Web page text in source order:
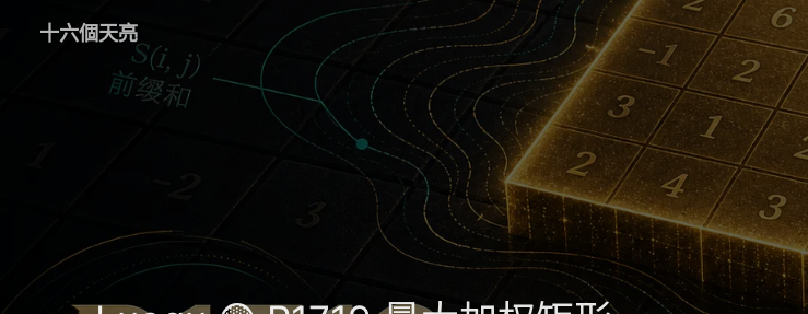
十六個天亮